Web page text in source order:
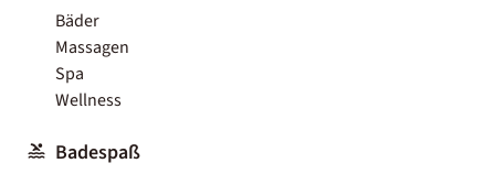
Bäder
Massagen
Spa
Wellness
Badespaß